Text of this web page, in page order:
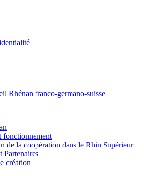
fonctionnement
de la coopération dans le Rhin Supérieur
Partenaires
création